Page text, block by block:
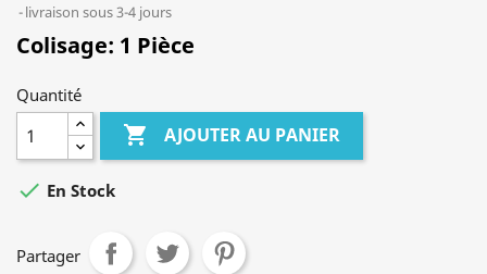
livraison sous 3-4 jours
Colisage: 1 Pièce
Quantité
 AJOUTER AU PANIER
 En Stock
Partager